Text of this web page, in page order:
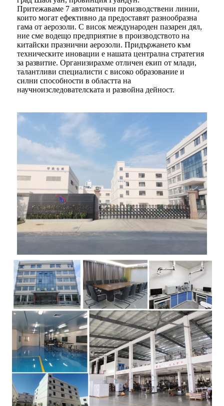
Притежаваме 7 автоматични производствени линии,
които могат ефективно да предоставят разнообразна
гама от аерозоли. С висок международен пазарен дял,
ние сме водещо предприятие в производството на
китайски празнични аерозоли. Придържането към
техническите иновации е нашата централна стратегия
за развитие. Организирахме отличен екип от млади,
талантливи специалисти с високо образование и
силни способности в областта на
научноизследователската и развойна дейност.